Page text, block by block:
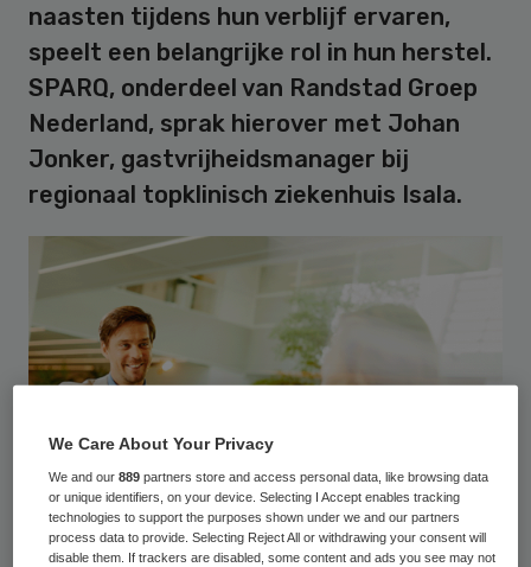
naasten tijdens hun verblijf ervaren,
speelt een belangrijke rol in hun herstel.
SPARQ, onderdeel van Randstad Groep
Nederland, sprak hierover met Johan
Jonker, gastvrijheidsmanager bij
regionaal topklinisch ziekenhuis Isala.
We Care About Your Privacy
We and our889 partners store and access personal data, like browsing data
or unique identifiers, on your device. Selecting I Accept enables tracking
technologies to support the purposes shown under we and our partners
process data to provide. Selecting Reject All or withdrawing your consent will
disable them. If trackers are disabled, some content and ads you see may not